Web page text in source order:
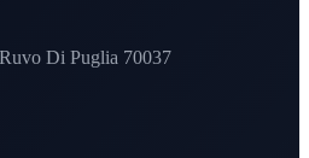
Di Puglia 70037